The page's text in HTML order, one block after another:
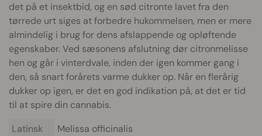
det på et insektbid, og en sød citronte lavet fra den
tørrede urt siges at forbedre hukommelsen, men er mere
almindelig i brug for dens afslappende og opløftende
egenskaber. Ved sæsonens afslutning dør citronmelisse
hen og går i vinterdvale, inden der igen kommer gang i
den, så snart forårets varme dukker op. Når en flerårig
dukker op igen, er det en god indikation på, at det er tid
til at spire din cannabis.
Latinsk
Melissa officinalis